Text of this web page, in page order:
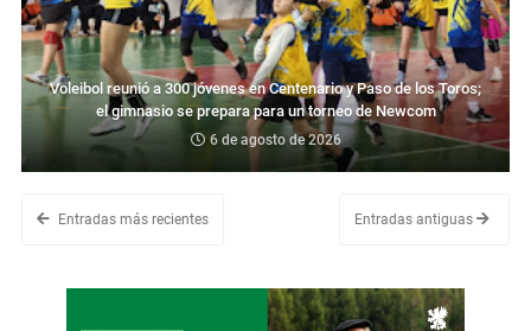
Voleibol reunió a 300 jóvenes en Centenario y Paso de los Toros;
el gimnasio se prepara para un torneo de Newcom
6 de agosto de 2026
Entradas más recientes Entradas antiguas